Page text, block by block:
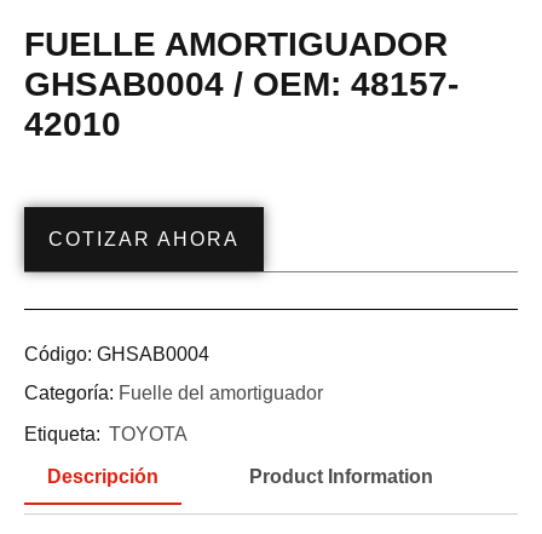
FUELLE AMORTIGUADOR
GHSAB0004 / OEM: 48157-
42010
COTIZAR AHORA
Código: GHSAB0004
Categoría: Fuelle del amortiguador
Etiqueta: TOYOTA
Descripción Product Information